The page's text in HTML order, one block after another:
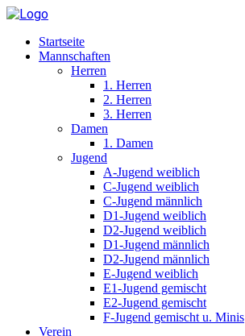
Startseite
Mannschaften
Herren
1. Herren
2. Herren
3. Herren
Damen
1. Damen
Jugend
A-Jugend weiblich
C-Jugend weiblich
C-Jugend männlich
D1-Jugend weiblich
D2-Jugend weiblich
D1-Jugend männlich
D2-Jugend männlich
E-Jugend weiblich
E1-Jugend gemischt
E2-Jugend gemischt
F-Jugend gemischt u. Minis
Verein